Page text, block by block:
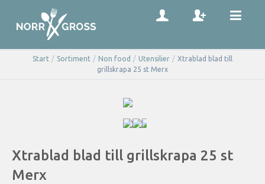
Start / Sortiment / Non food / Utensilier / Xtrablad blad till
grillskrapa 25 st Merx
Xtrablad blad till grillskrapa 25 st
Merx